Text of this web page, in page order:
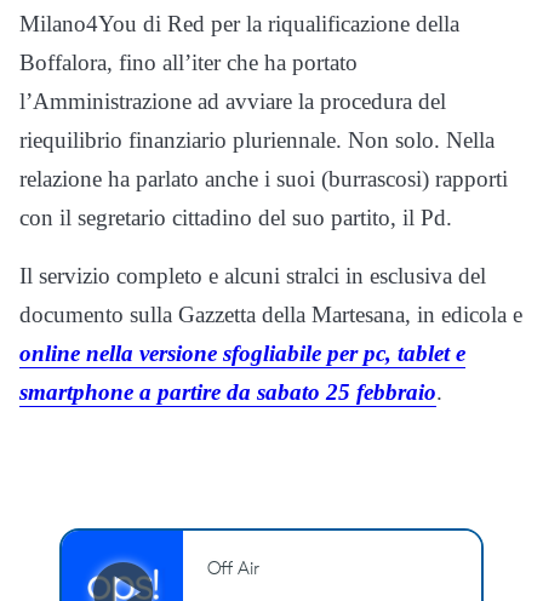
Milano4You di Red per la riqualificazione della
Boffalora, fino all’iter che ha portato
l’Amministrazione ad avviare la procedura del
riequilibrio finanziario pluriennale. Non solo. Nella
relazione ha parlato anche i suoi (burrascosi) rapporti
con il segretario cittadino del suo partito, il Pd.
Il servizio completo e alcuni stralci in esclusiva del
documento sulla Gazzetta della Martesana, in edicola e
online nella versione sfogliabile per pc, tablet e
smartphone a partire da sabato 25 febbraio.